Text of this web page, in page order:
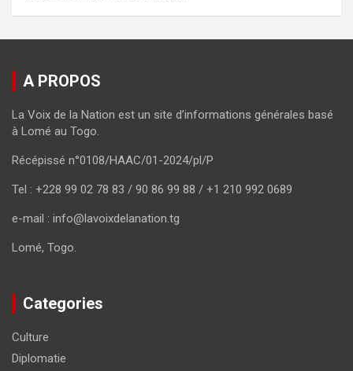
A PROPOS
La Voix de la Nation est un site d’informations générales basé
à Lomé au Togo.
Récépissé n°0108/HAAC/01-2024/pl/P
Tel : +228 99 02 78 83 / 90 86 99 88 / +1 210 992 0689
e-mail : info@lavoixdelanation.tg
Lomé, Togo.
Categories
Culture
Diplomatie